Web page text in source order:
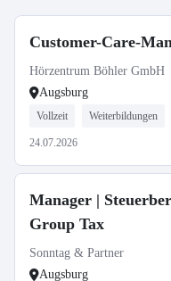
Customer-Care-
Hörzentrum Böhler GmbH
Augsburg
Vollzeit Weiterbildungen
24.07.2026
Manager |
Group Tax
Sonntag & Partner
Augsburg